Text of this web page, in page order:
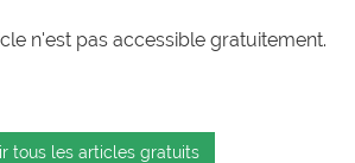
n'est pas accessible gratuitement.
tous les articles gratuits